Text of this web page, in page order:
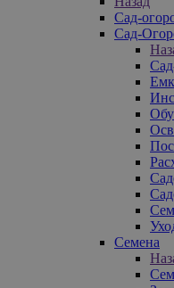
Сад-
Сад-
Семена